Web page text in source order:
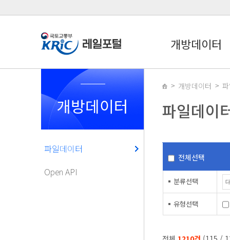
개방데이터
개방데이터
파일데이터
Open API
개방데이터
파일데이
전체선택
분류선택
유형선택